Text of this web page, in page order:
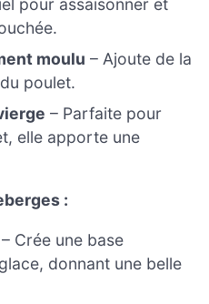
pour assaisonner et
moulu – Ajoute de la
poulet.
– Parfaite pour
elle apporte une
:
– Crée une base
donnant une belle